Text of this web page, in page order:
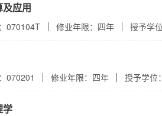
应用
070104T 修业年限：四年 授予学
070201 修业年限：四年 授予学位
学